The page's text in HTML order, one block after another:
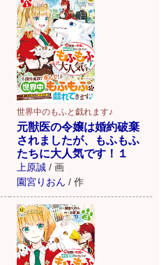
世界中のもふと戯れます♪
元獣医の令嬢は婚約破棄
されましたが、もふもふ
たちに大人気です！１
上原誠 / 画
園宮りおん / 作